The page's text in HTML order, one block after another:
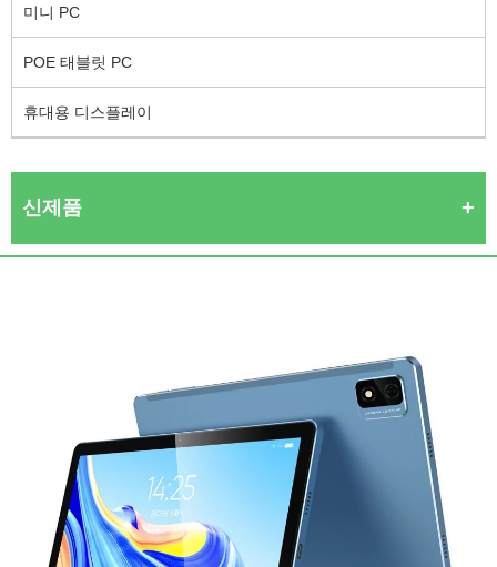
미니 PC
POE 태블릿 PC
휴대용 디스플레이
신제품